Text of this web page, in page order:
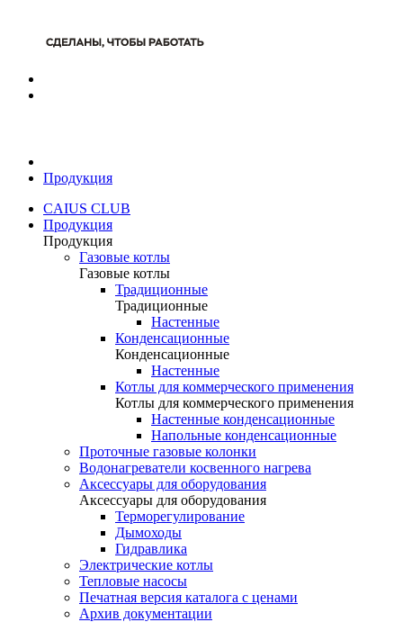
Продукция
CAIUS CLUB
Продукция
Продукция
Газовые котлы
Газовые котлы
Традиционные
Традиционные
Настенные
Конденсационные
Конденсационные
Настенные
Котлы для коммерческого применения
Котлы для коммерческого применения
Настенные конденсационные
Напольные конденсационные
Проточные газовые колонки
Водонагреватели косвенного нагрева
Аксессуары для оборудования
Аксессуары для оборудования
Терморегулирование
Дымоходы
Гидравлика
Электрические котлы
Тепловые насосы
Печатная версия каталога с ценами
Архив документации